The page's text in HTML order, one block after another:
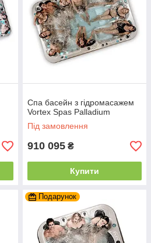
Спа басейн з гідромасажем
Vortex Spas Palladium
Під замовлення
910 095 ₴
Купити
Подарунок